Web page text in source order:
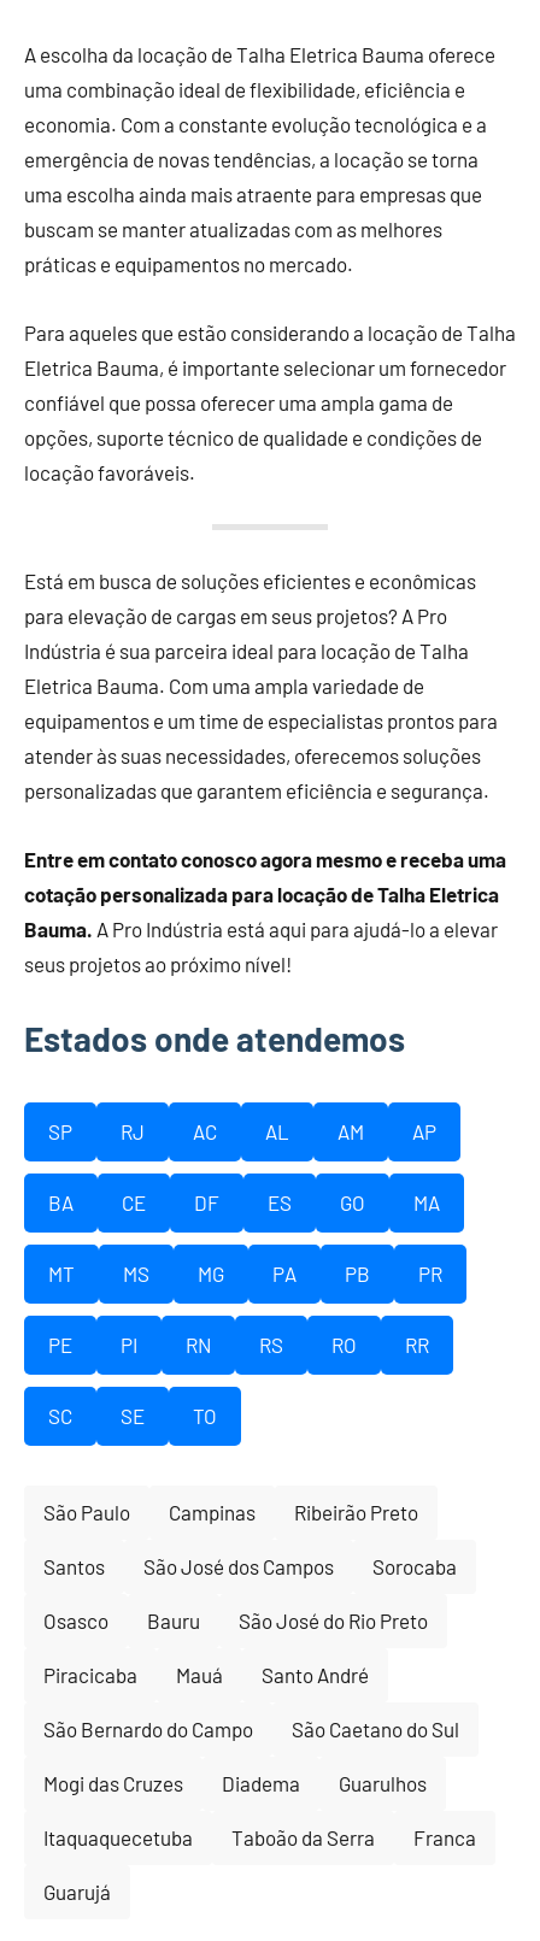
A escolha da locação de Talha Eletrica Bauma oferece
uma combinação ideal de flexibilidade, eficiência e
economia. Com a constante evolução tecnológica e a
emergência de novas tendências, a locação se torna
uma escolha ainda mais atraente para empresas que
buscam se manter atualizadas com as melhores
práticas e equipamentos no mercado.
Para aqueles que estão considerando a locação de Talha
Eletrica Bauma, é importante selecionar um fornecedor
confiável que possa oferecer uma ampla gama de
opções, suporte técnico de qualidade e condições de
locação favoráveis.
Está em busca de soluções eficientes e econômicas
para elevação de cargas em seus projetos? A Pro
Indústria é sua parceira ideal para locação de Talha
Eletrica Bauma. Com uma ampla variedade de
equipamentos e um time de especialistas prontos para
atender às suas necessidades, oferecemos soluções
personalizadas que garantem eficiência e segurança.
Entre em contato conosco agora mesmo e receba uma
cotação personalizada para locação de Talha Eletrica
Bauma. A Pro Indústria está aqui para ajudá-lo a elevar
seus projetos ao próximo nível!
Estados onde atendemos
SP RJ AC AL AM AP
BA CE DF ES GO MA
MT MS MG PA PB PR
PE PI RN RS RO RR
SC SE TO
São Paulo Campinas Ribeirão Preto
Santos São José dos Campos Sorocaba
Osasco Bauru São José do Rio Preto
Piracicaba Mauá Santo André
São Bernardo do Campo São Caetano do Sul
Mogi das Cruzes Diadema Guarulhos
Itaquaquecetuba Taboão da Serra Franca
Guarujá